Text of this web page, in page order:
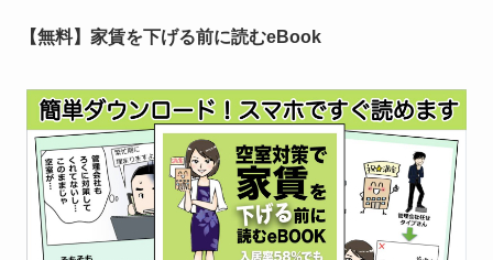
【無料】家賃を下げる前に読むeBook